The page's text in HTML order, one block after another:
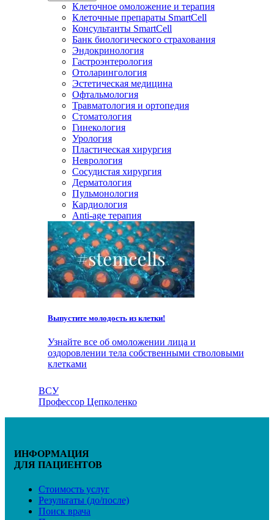
Клеточное омоложение и терапия
Клеточные препараты SmartCell
Консультанты SmartCell
Банк биологического страхования
Эндокринология
Гастроэнтерология
Отоларингология
Эстетическая медицина
Офтальмология
Травматология и ортопедия
Стоматология
Гинекология
Урология
Пластическая хирургия
Неврология
Сосудистая хирургия
Дерматология
Пульмонология
Кардиология
Anti-age терапия
Выпустите молодость из клетки!
Узнайте все об омоложении лица и
оздоровлении тела собственными стволовыми
клетками
ВСУ
Профессор Цепколенко
ИНФОРМАЦИЯ
ДЛЯ ПАЦИЕНТОВ
Стоимость услуг
Результаты (до/после)
Поиск врача